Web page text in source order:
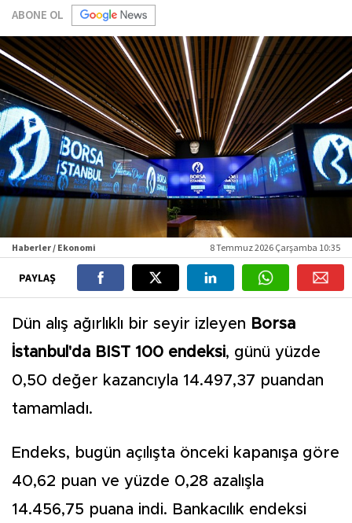
ABONE OL
Haberler / Ekonomi 8 Temmuz 2026 Çarşamba 10:35
PAYLAŞ
Dün alış ağırlıklı bir seyir izleyen Borsa
İstanbul'da BIST 100 endeksi, günü yüzde
0,50 değer kazancıyla 14.497,37 puandan
tamamladı.
Endeks, bugün açılışta önceki kapanışa göre
40,62 puan ve yüzde 0,28 azalışla
14.456,75 puana indi. Bankacılık endeksi